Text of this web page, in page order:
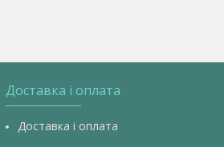
Доставка і оплата
Доставка і оплата